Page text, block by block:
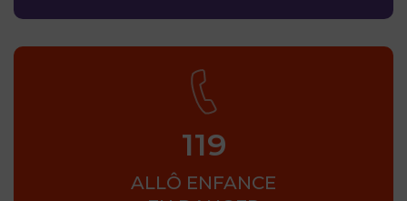
119
ALLÔ ENFANCE